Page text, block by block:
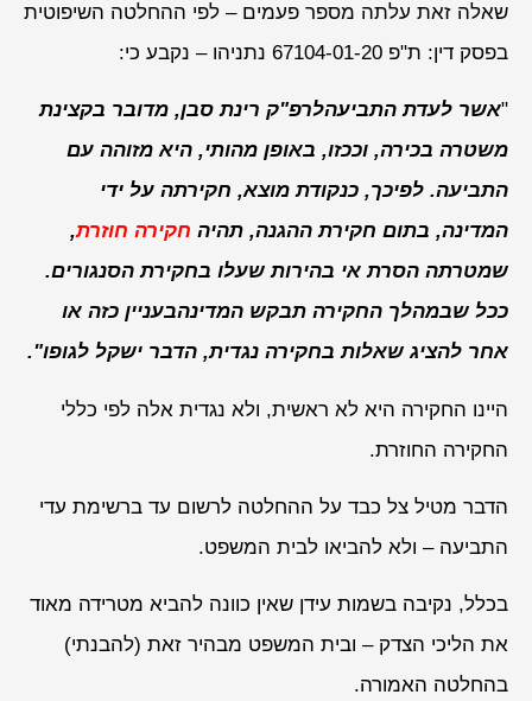
שאלה זאת עלתה מספר פעמים – לפי ההחלטה השיפוטית
בפסק דין: ת"פ 67104-01-20 נתניהו – נקבע כי:
"אשר לעדת התביעהלרפ"ק רינת סבן, מדובר בקצינת
משטרה בכירה, וככזו, באופן מהותי, היא מזוהה עם
התביעה. לפיכך, כנקודת מוצא, חקירתה על ידי
המדינה, בתום חקירת ההגנה, תהיה חקירה חוזרת,
שמטרתה הסרת אי בהירות שעלו בחקירת הסנגורים.
ככל שבמהלך החקירה תבקש המדינהבעניין כזה או
אחר להציג שאלות בחקירה נגדית, הדבר ישקל לגופו".
היינו החקירה היא לא ראשית, ולא נגדית אלה לפי כללי
החקירה החוזרת.
הדבר מטיל צל כבד על ההחלטה לרשום עד ברשימת עדי
התביעה – ולא להביאו לבית המשפט.
בכלל, נקיבה בשמות עידן שאין כוונה להביא מטרידה מאוד
את הליכי הצדק – ובית המשפט מבהיר זאת (להבנתי)
בהחלטה האמורה.